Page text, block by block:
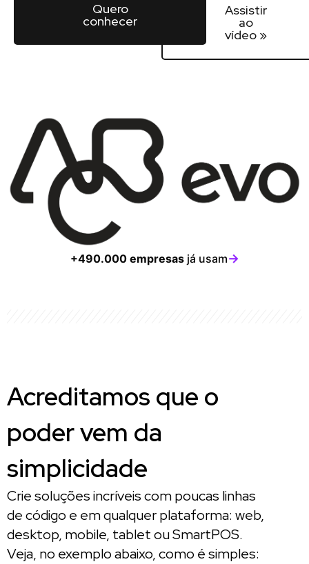
Quero
conhecer
Assistir
ao
vídeo »
+490.000 empresas já usam→
Acreditamos que o
poder vem da
simplicidade
Crie soluções incríveis com poucas linhas
de código e em qualquer plataforma: web,
desktop, mobile, tablet ou SmartPOS.
Veja, no exemplo abaixo, como é simples: